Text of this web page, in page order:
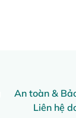
An toàn &
Liên hệ